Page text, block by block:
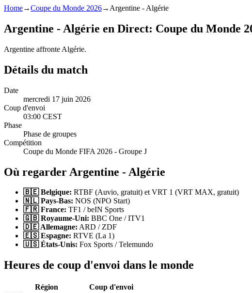
Home→Coupe du Monde 2026→ Argentine - Algérie
Argentine - Algérie en Direct: Coupe du Monde
Argentine affronte Algérie.
Détails du match
Date
mercredi 17 juin 2026
Coup d'envoi
03:00 CEST
Phase
Phase de groupes
Compétition
Coupe du Monde FIFA 2026 - Groupe J
Où regarder Argentine - Algérie
🇧🇪 Belgique: RTBF (Auvio, gratuit) et VRT 1 (VRT MAX, gratuit)
🇳🇱 Pays-Bas: NOS (NPO Start)
🇫🇷 France: TF1 / beIN Sports
🇬🇧 Royaume-Uni: BBC One / ITV1
🇩🇪 Allemagne: ARD / ZDF
🇪🇸 Espagne: RTVE (La 1)
🇺🇸 États-Unis: Fox Sports / Telemundo
Heures de coup d'envoi dans le monde
Région
Coup d'envoi